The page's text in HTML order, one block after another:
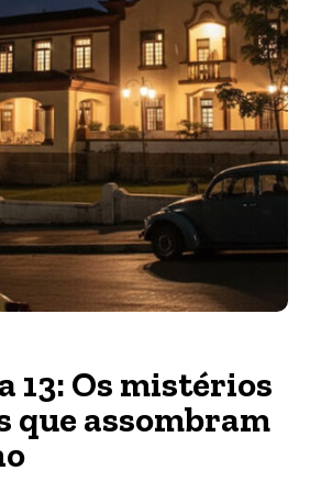
13: Os mistérios
que assombram